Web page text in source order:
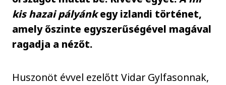
kis hazai pályánkegy izlandi történet,
amely őszinte egyszerűségével magával
ragadja a nézőt.
Huszonöt évvel ezelőtt Vidar Gylfasonnak,